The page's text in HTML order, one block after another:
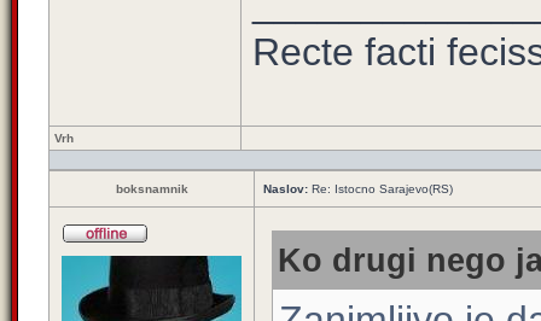
Recte facti
Vrh
boksnamnik Naslov: Re: Istocno Sarajevo(RS)
Ko drugi nego